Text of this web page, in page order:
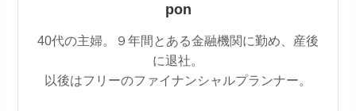
pon
40代の主婦。９年間とある金融機関に勤め、産後
に退社。
以後はフリーのファイナンシャルプランナー。